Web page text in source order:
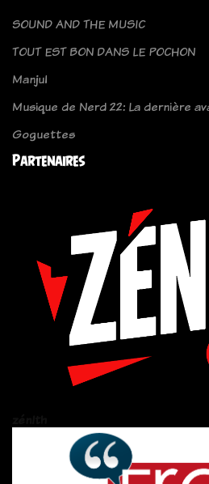
SOUND AND THE MUSIC
TOUT EST BON DANS LE POCHON
Manjul
Musique de Nerd 22: La dernière
Goguettes
Partenaires